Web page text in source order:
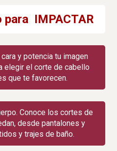
IMPACTAR
y potencia tu imagen
elegir el corte de cabello
que te favorecen.
Conoce los cortes de
desde pantalones y
y trajes de baño.